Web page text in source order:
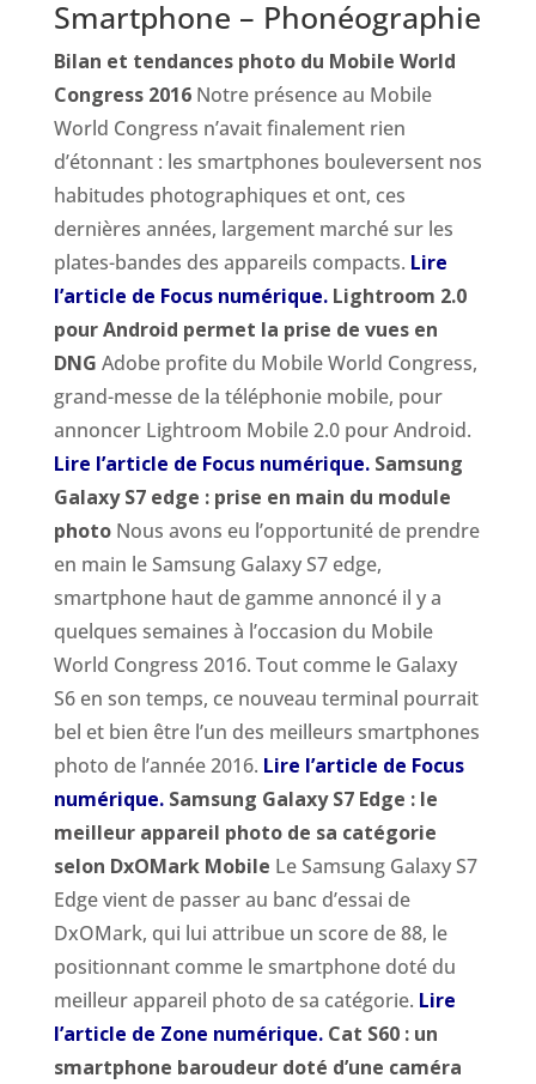
Smartphone – Phonéographie
Bilan et tendances photo du Mobile World
Congress 2016 Notre présence au Mobile
World Congress n’avait finalement rien
d’étonnant : les smartphones bouleversent nos
habitudes photographiques et ont, ces
dernières années, largement marché sur les
plates-bandes des appareils compacts. Lire
l’article de Focus numérique. Lightroom 2.0
pour Android permet la prise de vues en
DNG Adobe profite du Mobile World Congress,
grand-messe de la téléphonie mobile, pour
annoncer Lightroom Mobile 2.0 pour Android.
Lire l’article de Focus numérique. Samsung
Galaxy S7 edge : prise en main du module
photo Nous avons eu l’opportunité de prendre
en main le Samsung Galaxy S7 edge,
smartphone haut de gamme annoncé il y a
quelques semaines à l’occasion du Mobile
World Congress 2016. Tout comme le Galaxy
S6 en son temps, ce nouveau terminal pourrait
bel et bien être l’un des meilleurs smartphones
photo de l’année 2016. Lire l’article de Focus
numérique. Samsung Galaxy S7 Edge : le
meilleur appareil photo de sa catégorie
selon DxOMark Mobile Le Samsung Galaxy S7
Edge vient de passer au banc d’essai de
DxOMark, qui lui attribue un score de 88, le
positionnant comme le smartphone doté du
meilleur appareil photo de sa catégorie. Lire
l’article de Zone numérique. Cat S60 : un
smartphone baroudeur doté d’une caméra